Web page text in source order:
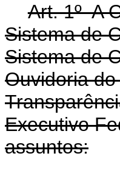
Art. 1º A
Sistema de
Sistema de
Ouvidoria
Executivo
assuntos: